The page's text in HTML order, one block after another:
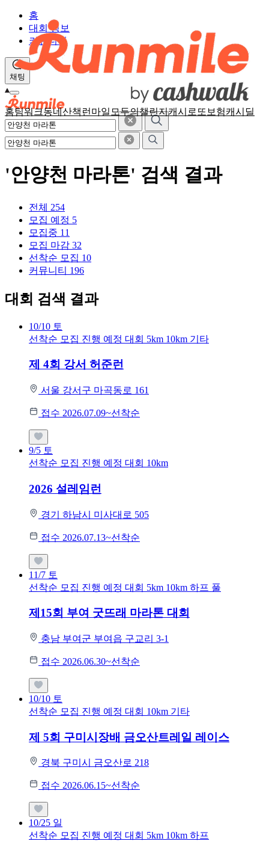
홈팀워크동네산책 런마일 모두의챌린지캐시로또 보험캐시딜
홈
대회 정보
커뮤니티
채팅
'안양천 마라톤' 검색 결과
전체 254
모집 예정 5
모집중 11
모집 마감 32
선착순 모집 10
커뮤니티 196
대회 검색 결과
10/10 토
선착순 모집 진행 예정 대회 5km 10km 기타
제 4회 강서 허준런
서울 강서구 마곡동로 161
접수 2026.07.09~선착순
9/5 토
선착순 모집 진행 예정 대회 10km
2026 설레임런
경기 하남시 미사대로 505
접수 2026.07.13~선착순
11/7 토
선착순 모집 진행 예정 대회 5km 10km 하프 풀
제15회 부여 굿뜨래 마라톤 대회
충남 부여군 부여읍 구교리 3-1
접수 2026.06.30~선착순
10/10 토
선착순 모집 진행 예정 대회 10km 기타
제 5회 구미시장배 금오산트레일 레이스
경북 구미시 금오산로 218
접수 2026.06.15~선착순
10/25 일
선착순 모집 진행 예정 대회 5km 10km 하프